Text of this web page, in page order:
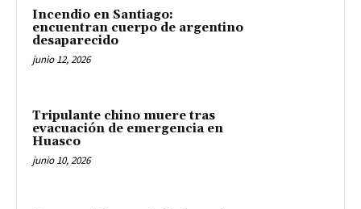
Incendio en Santiago:
encuentran cuerpo de argentino
desaparecido
junio 12, 2026
Tripulante chino muere tras
evacuación de emergencia en
Huasco
junio 10, 2026